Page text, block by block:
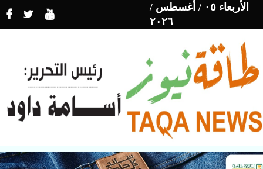
الأربعاء ٠٥ / أغسطس /
٢٠٢٦